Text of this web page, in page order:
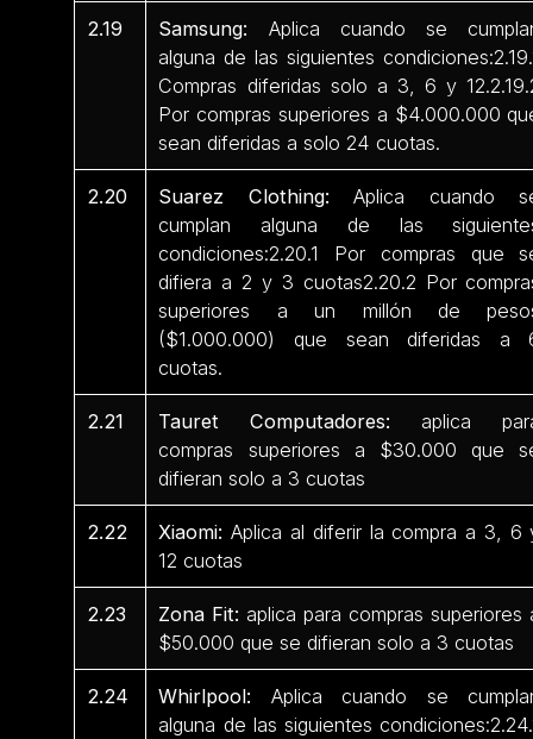
2.19 Samsung: Aplica cuando se
alguna de las siguientes
Compras diferidas solo a 3, 6 y
Por compras superiores a $4.000.000
sean diferidas a solo 24 cuotas.
2.20 Suarez Clothing: Aplica cuando
cumplan alguna de las
condiciones:2.20.1 Por compras que
difiera a 2 y 3 cuotas2.20.2 Por
superiores a un millón de
($1.000.000) que sean diferidas a
cuotas.
2.21 Tauret Computadores: aplica
compras superiores a $30.000 que
difieran solo a 3 cuotas
2.22 Xiaomi: Aplica al diferir la compra a 3, 6
12 cuotas
2.23 Zona Fit: aplica para compras superiores
$50.000 que se difieran solo a 3 cuotas
2.24 Whirlpool: Aplica cuando se
alguna de las siguientes